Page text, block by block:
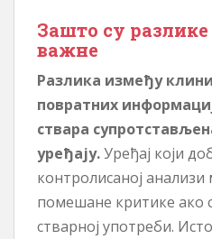
Зашто су
важне
Разлика између
повратних
ствара
уређају.Уређај који
контролисаној
помешане критике ако
стварној употреби.